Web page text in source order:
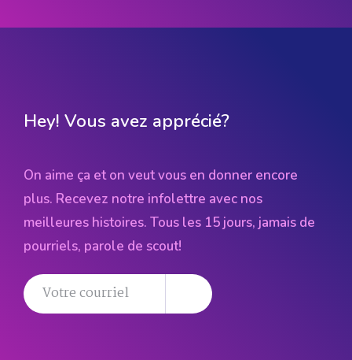
Hey! Vous avez apprécié?
On aime ça et on veut vous en donner encore
plus. Recevez notre infolettre avec nos
meilleures histoires. Tous les 15 jours, jamais de
pourriels, parole de scout!